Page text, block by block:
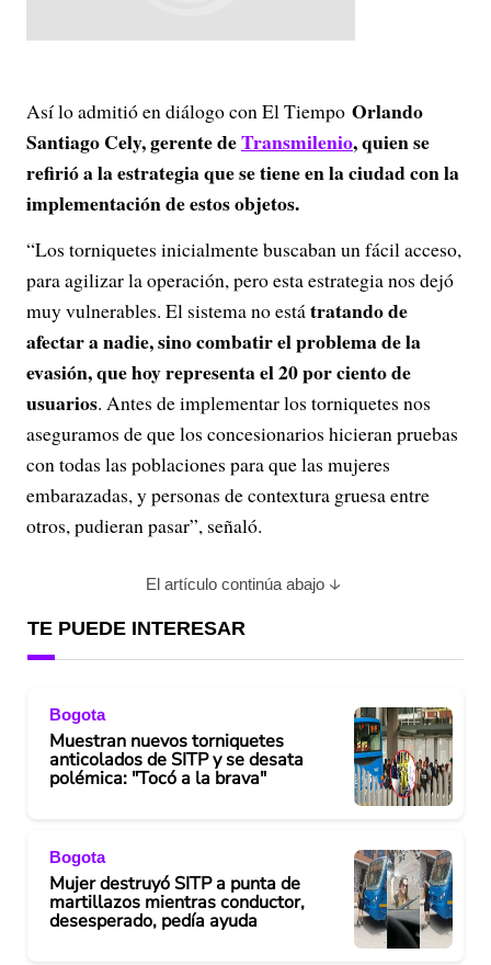
Así lo admitió en diálogo con El Tiempo Orlando
Santiago Cely, gerente deTransmilenio, quien se
refirió a la estrategia que se tiene en la ciudad con la
implementación de estos objetos.
“Los torniquetes inicialmente buscaban un fácil acceso,
para agilizar la operación, pero esta estrategia nos dejó
muy vulnerables. El sistema no estátratando de
afectar a nadie, sino combatir el problema de la
evasión, que hoy representa el 20 por ciento de
usuarios. Antes de implementar los torniquetes nos
aseguramos de que los concesionarios hicieran pruebas
con todas las poblaciones para que las mujeres
embarazadas, y personas de contextura gruesa entre
otros, pudieran pasar”, señaló.
El artículo continúa abajo
TE PUEDE INTERESAR
Bogota
Muestran nuevos torniquetes
anticolados de SITP y se desata
polémica: "Tocó a la brava"
Bogota
Mujer destruyó SITP a punta de
martillazos mientras conductor,
desesperado, pedía ayuda